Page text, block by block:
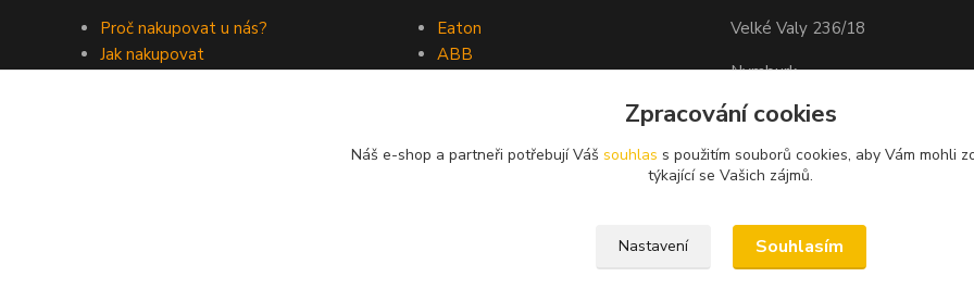
Proč nakupovat u nás?
Jak nakupovat
Eaton
ABB
Velké Valy 236/18
Nymburk
288 02
Zpracování cookies
Náš e-shop a partneři potřebují Váš souhlas s použitím souborů cookies, aby Vám mohli
týkající se Vašich zájmů.
Nastavení Souhlasím